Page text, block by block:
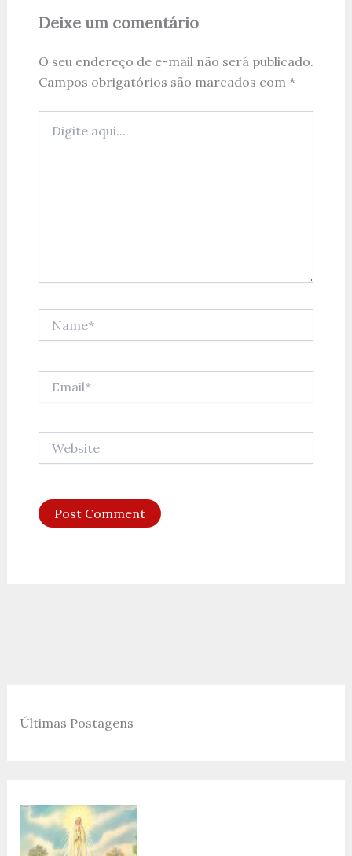
Deixe um comentário
O seu endereço de e-mail não será publicado.
Campos obrigatórios são marcados com *
aqui...
Últimas Postagens